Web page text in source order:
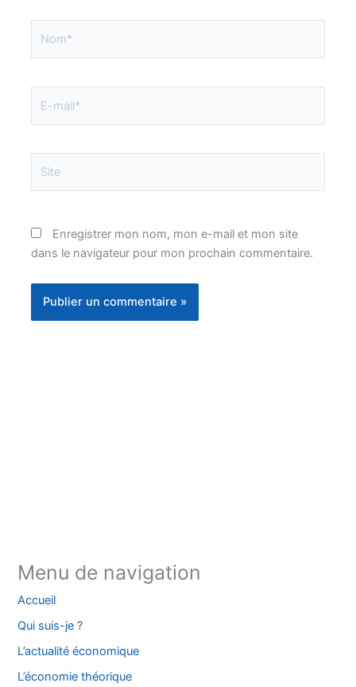
mail*
Enregistrer mon nom, mon e-mail et mon site
dans le navigateur pour mon prochain commentaire.
Menu de navigation
Accueil
Qui suis-je ?
L’actualité économique
L’économie théorique